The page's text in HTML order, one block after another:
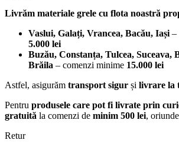
Livrăm materiale grele cu flota noastră
Vaslui, Galați, Vrancea, Bacău, Iași–
5.000 lei
Buzău, Constanța, Tulcea, Suceava,
Brăila – comenzi minime 15.000 lei
Astfel, asigurăm transport sigur și livrare la
Pentru produsele care pot fi livrate prin
gratuită la comenzi de minim 500 lei,
Retur